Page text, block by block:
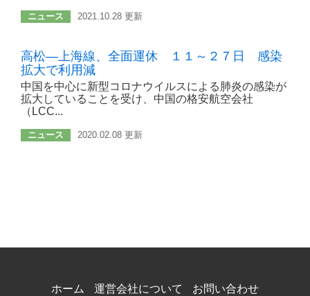
ニュース 2021.10.28 更新
高松―上海線、全面運休 １１～２７日 感染
拡大で利用減
中国を中心に新型コロナウイルスによる肺炎の感染が
拡大していることを受け、中国の格安航空会社
（LCC...
ニュース 2020.02.08 更新
ホーム 運営会社について お問い合わせ